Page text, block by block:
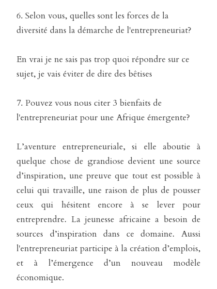
6. Selon vous, quelles sont les forces de la
diversité dans la démarche de l'entrepreneuriat?
En vrai je ne sais pas trop quoi répondre sur ce
sujet, je vais éviter de dire des bêtises
7. Pouvez vous nous citer 3 bienfaits de
l'entrepreneuriat pour une Afrique émergente?
L’aventure entrepreneuriale, si elle aboutie à
quelque chose de grandiose devient une source
d’inspiration, une preuve que tout est possible à
celui qui travaille, une raison de plus de pousser
ceux qui hésitent encore à se lever pour
entreprendre. La jeunesse africaine a besoin de
sources d’inspiration dans ce domaine. Aussi
l'entrepreneuriat participe à la création d’emplois,
et à l’émergence d’un nouveau modèle
économique.